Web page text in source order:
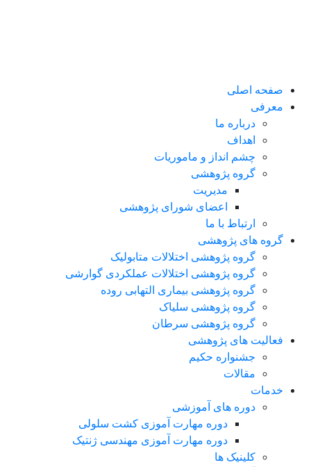
صفحه اصلی
معرفی
درباره ما
اهداف
چشم انداز و ماموریات
گروه پژوهشی
مدیریت
اعضای شورای پژوهشی
ارتباط با ما
گروه های پژوهشی
گروه پژوهشی اختلالات متابولیک
گروه پژوهشی اختلالات عملکردی گوارشی
گروه پژوهشی بیماری التهابی روده
گروه پژوهشی سلیاک
گروه پژوهشی سرطان
فعالیت های پژوهشی
جشنواره حکیم
مقالات
خدمات
دوره های آموزشی
دوره مهارت آموزی کشت سلولی
دوره مهارت آموزی مهندسی ژنتیک
کلینیک ها